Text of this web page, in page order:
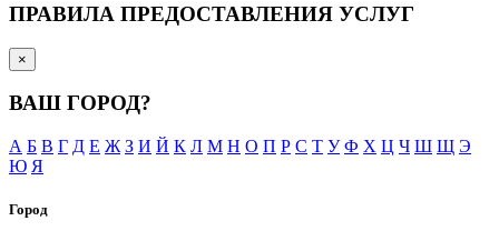
ПРАВИЛА ПРЕДОСТАВЛЕНИЯ УСЛУГ
×
ВАШ ГОРОД?
А Б В Г Д Е Ж З И Й К Л М Н О П Р С Т У Ф Х Ц Ч Ш Щ Э
Ю Я
Город